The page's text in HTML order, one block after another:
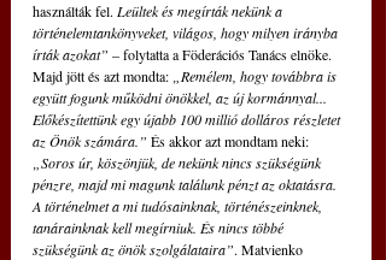
használták fel. Leültek és megírták nekünk a
történelemtankönyveket, világos, hogy milyen irányba
írták azokat” – folytatta a Föderációs Tanács elnöke.
Majd jött és azt mondta:
„Remélem, hogy továbbra is
együtt fogunk működni önökkel, az új kormánnyal...
Előkészítettünk egy újabb 100 millió dolláros részletet
az Önök számára.” És akkor azt mondtam neki:
„Soros úr, köszönjük, de nekünk nincs szükségünk
pénzre, majd mi magunk találunk pénzt az oktatásra.
A történelmet a mi tudósainknak, történészeinknek,
tanárainknak kell megírniuk. És nincs többé
szükségünk az önök szolgálataira”. Matvienko